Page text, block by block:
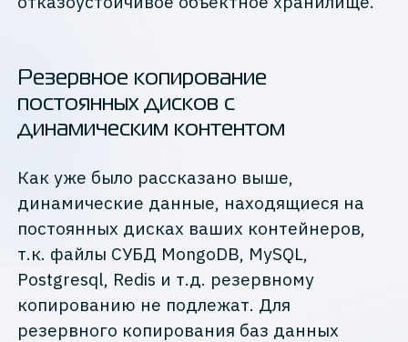
Резервное копирование
постоянных дисков с
динамическим контентом
Как уже было рассказано выше,
динамические данные, находящиеся на
постоянных дисках ваших контейнеров,
т.к. файлы СУБД MongoDB, MySQL,
Postgresql, Redis и т.д. резервному
копированию не подлежат. Для
резервного копирования баз данных